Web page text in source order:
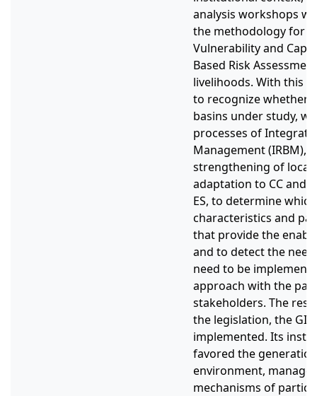
analysis workshops
the methodology for
Vulnerability and
Based Risk
livelihoods. With this
to recognize whether
basins under study,
processes of
Management (IRBM),
strengthening of local
adaptation to CC and
ES, to determine
characteristics and
that provide the
and to detect the
need to be
approach with the
stakeholders. The
the legislation, the
implemented. Its
favored the
environment,
mechanisms of